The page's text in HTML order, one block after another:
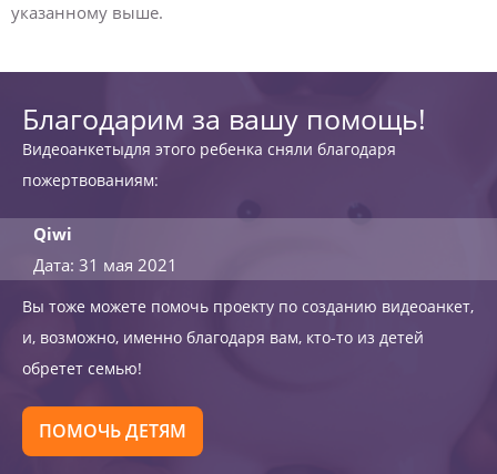
указанному выше.
Благодарим за вашу помощь!
Видеоанкетыдля этого ребенка сняли благодаря
пожертвованиям:
Qiwi
Дата: 31 мая 2021
Вы тоже можете помочь проекту по созданию видеоанкет,
и, возможно, именно благодаря вам, кто-то из детей
обретет семью!
ПОМОЧЬ ДЕТЯМ